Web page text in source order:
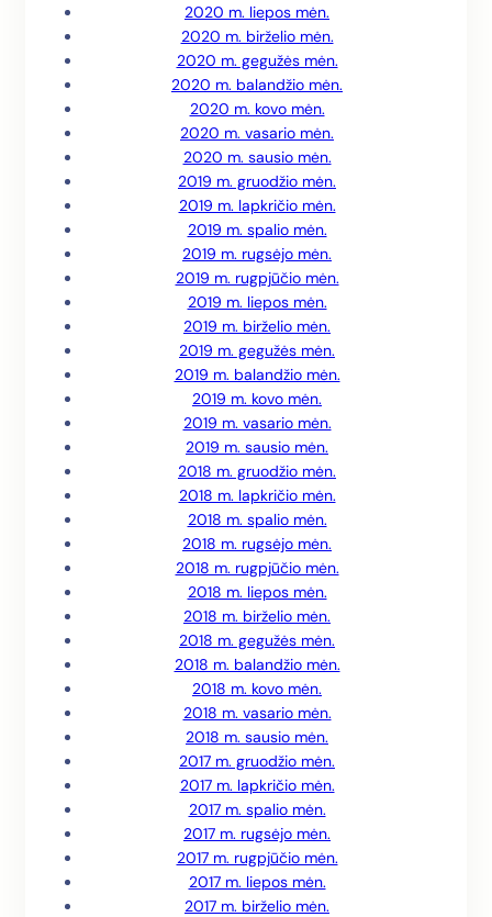
2020 m. liepos mėn.
2020 m. birželio mėn.
2020 m. gegužės mėn.
2020 m. balandžio mėn.
2020 m. kovo mėn.
2020 m. vasario mėn.
2020 m. sausio mėn.
2019 m. gruodžio mėn.
2019 m. lapkričio mėn.
2019 m. spalio mėn.
2019 m. rugsėjo mėn.
2019 m. rugpjūčio mėn.
2019 m. liepos mėn.
2019 m. birželio mėn.
2019 m. gegužės mėn.
2019 m. balandžio mėn.
2019 m. kovo mėn.
2019 m. vasario mėn.
2019 m. sausio mėn.
2018 m. gruodžio mėn.
2018 m. lapkričio mėn.
2018 m. spalio mėn.
2018 m. rugsėjo mėn.
2018 m. rugpjūčio mėn.
2018 m. liepos mėn.
2018 m. birželio mėn.
2018 m. gegužės mėn.
2018 m. balandžio mėn.
2018 m. kovo mėn.
2018 m. vasario mėn.
2018 m. sausio mėn.
2017 m. gruodžio mėn.
2017 m. lapkričio mėn.
2017 m. spalio mėn.
2017 m. rugsėjo mėn.
2017 m. rugpjūčio mėn.
2017 m. liepos mėn.
2017 m. birželio mėn.